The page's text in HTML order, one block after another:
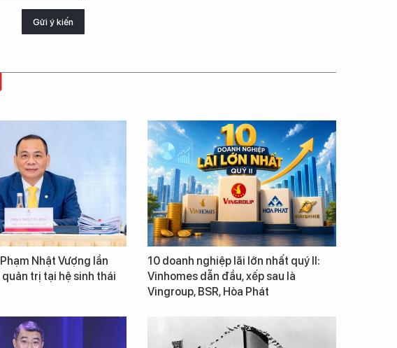
Gửi ý kiến
Nhật Vượng lần
trị tại hệ sinh thái
10 doanh nghiệp lãi lớn nhất quý II:
Vinhomes dẫn đầu, xếp sau là
Vingroup, BSR, Hòa Phát